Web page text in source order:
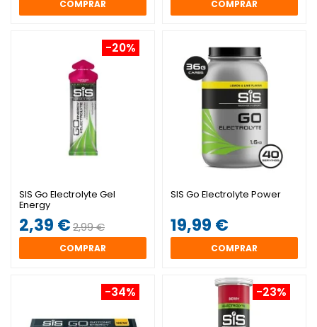
COMPRAR COMPRAR
-20%
SIS Go Electrolyte Gel
Energy
2,39 €2,99 €
COMPRAR
SIS Go Electrolyte Power
19,99 €
COMPRAR
-34% -23%